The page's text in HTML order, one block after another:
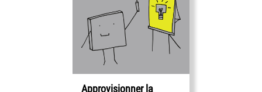
Approvisionner la